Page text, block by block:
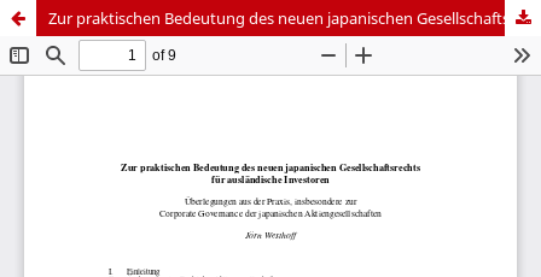
Zur praktischen Bedeutung des neuen japanischen Gesellschaftsrechts für ausländische Investoren